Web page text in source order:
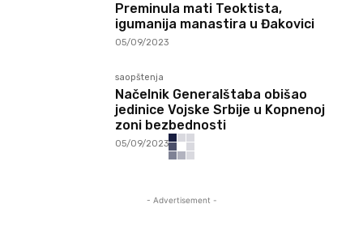
Preminula mati Teoktista,
igumanija manastira u Đakovici
05/09/2023
saopštenja
Načelnik Generalštaba obišao
jedinice Vojske Srbije u Kopnenoj
zoni bezbednosti
05/09/2023
- Advertisement -